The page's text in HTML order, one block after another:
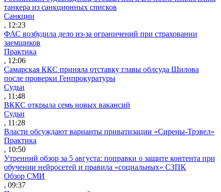
танкера из санкционных списков
Санкции
, 12:23
ФАС возбудила дело из-за ограничений при страховании
заемщиков
Практика
, 12:06
Самарская ККС приняла отставку главы облсуда Шилова
после проверки Генпрокуратуры
Судьи
, 11:48
ВККС открыла семь новых вакансий
Судьи
, 11:28
Власти обсуждают варианты приватизации «Сирены-Трэвел»
Практика
, 10:50
Утренний обзор за 5 августа: поправки о защите контента при
обучении нейросетей и правила «социальных» СЗПК
Обзор СМИ
, 09:37